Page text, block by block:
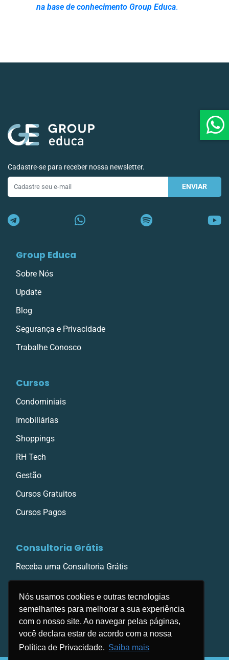
Nós usamos cookies e outras tecnologias
semelhantes para melhorar a sua experiência
com o nosso site. Ao navegar pelas páginas,
você declara estar de acordo com a nossa
Política de Privacidade. Saiba mais
na base de conhecimento Group Educa.
Cadastre-se para receber nossa newsletter.
ENVIAR
Group Educa
Sobre Nós
Update
Blog
Segurança e Privacidade
Trabalhe Conosco
Cursos
Condominiais
Imobiliárias
Shoppings
RH Tech
Gestão
Cursos Gratuitos
Cursos Pagos
Consultoria Grátis
Receba uma Consultoria Grátis